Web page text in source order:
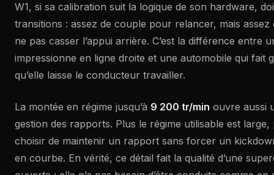
W1, si sa calibration suit la logique de son hardware,
transitions : assez de couple pour relancer, mais
ne pas casser l’appui arrière. C’est la différence entre
impressionne en ligne droite et une automobile qui fait
qu’elle laisse le conducteur travailler.
La montée en régime jusqu’à 9 200 tr/min ouvre aussi
gestion des rapports. Plus le régime utilisable est
choisir de maintenir un rapport sans forcer un
en courbe. En vérité, ce détail fait la qualité d’une